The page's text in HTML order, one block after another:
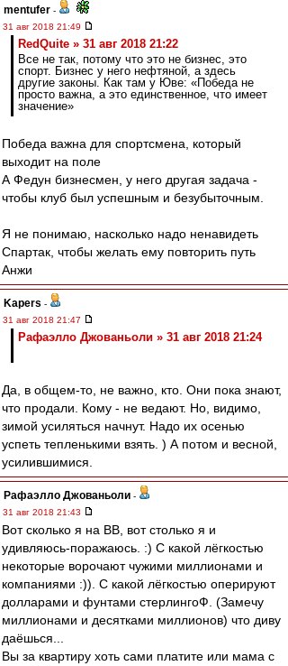
mentufer -
31 авг 2018 21:49
RedQuite » 31 авг 2018 21:22
Все не так, потому что это не бизнес, это
спорт. Бизнес у него нефтяной, а здесь
другие законы. Как там у Юве: «Победа не
просто важна, а это единственное, что имеет
значение»
Победа важна для спортсмена, который
выходит на поле
А Федун бизнесмен, у него другая задача -
чтобы клуб был успешным и безубыточным.
Я не понимаю, насколько надо ненавидеть
Спартак, чтобы желать ему повторить путь
Анжи
Kapers -
31 авг 2018 21:47
Рафаэлло Джованьоли » 31 авг 2018 21:24
Да, в общем-то, не важно, кто. Они пока знают,
что продали. Кому - не ведают. Но, видимо,
зимой усиляться начнут. Надо их осенью
успеть тепленькими взять. ) А потом и весной,
усилившимися.
Рафаэлло Джованьоли -
31 авг 2018 21:43
Вот сколько я на ВВ, вот столько я и
удивляюсь-поражаюсь. :) С какой лёгкостью
некоторые ворочают чужими миллионами и
компаниями :)). С какой лёгкостью оперируют
долларами и фунтами стерлингоФ. (Замечу
миллионами и десятками миллионов) что диву
даёшься...
Вы за квартиру хоть сами платите или мама с